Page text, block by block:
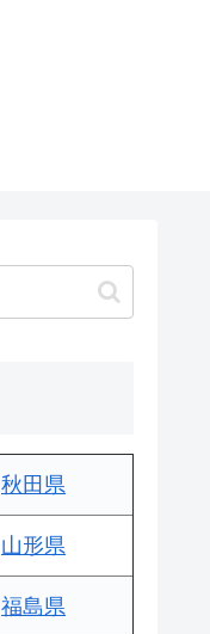
秋田県
山形県
福島県